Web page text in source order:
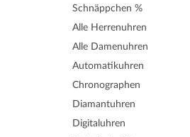
Alle Damenuhren
Alle Herrenuhren
Automatikuhren
Chronographen
Diamantuhren
Digitaluhren
Schnäppchen %